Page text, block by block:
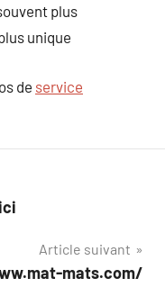
plus
unique
de service
Article suivant
mats.com/